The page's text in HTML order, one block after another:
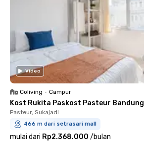
Video
Coliving • Campur
Kost Rukita Paskost Pasteur Bandung
Pasteur, Sukajadi
466 m dari setrasari mall
mulai dari Rp2.368.000 /bulan